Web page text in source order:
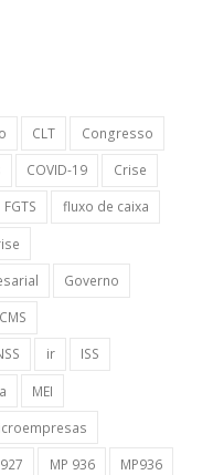
CLT
Congresso
COVID-19
Crise
FGTS
fluxo de caixa
Governo
ir
ISS
MEI
MP 936
MP936